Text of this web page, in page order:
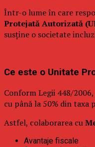
Într-o lume în care
Protejată Autorizată
susține o societate
Ce este o Unitate
Conform Legii 448/
cu până la 50% din
Astfel, colaborarea cu
Avantaje fiscale